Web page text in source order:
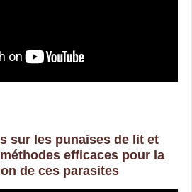
sur les punaises de lit et
efficaces pour la
de ces parasites